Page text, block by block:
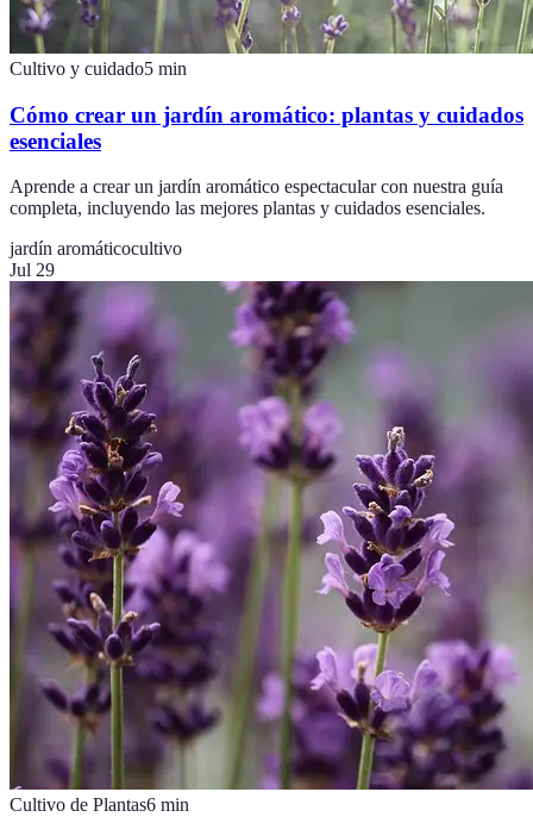
Cultivo y cuidado5 min
Cómo crear un jardín aromático: plantas y cuidados
esenciales
Aprende a crear un jardín aromático espectacular con nuestra guía
completa, incluyendo las mejores plantas y cuidados esenciales.
jardín aromáticocultivo
Jul 29
Cultivo de Plantas6 min